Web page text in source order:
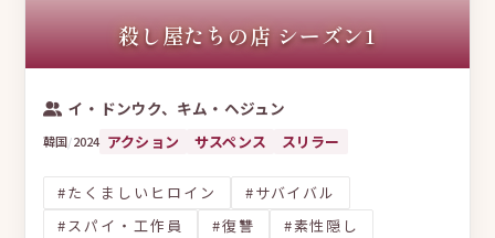
殺し屋たちの店 シーズン1
イ・ドンウク、キム・ヘジュン
韓国/2024 アクション サスペンス スリラー
#たくましいヒロイン
#サバイバル
#スパイ・工作員
#復讐 #素性隠し